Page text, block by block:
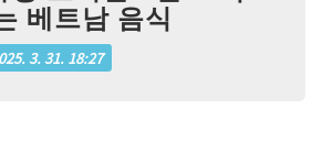
베트남 음식
3. 31. 18:27